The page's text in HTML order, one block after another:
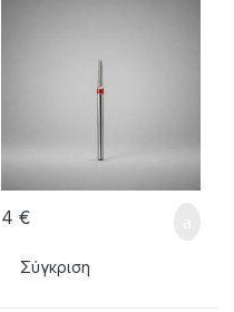
4 €
Σύγκριση